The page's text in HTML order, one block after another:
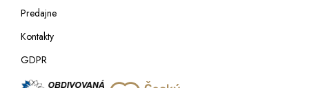
Predajne
Kontakty
GDPR